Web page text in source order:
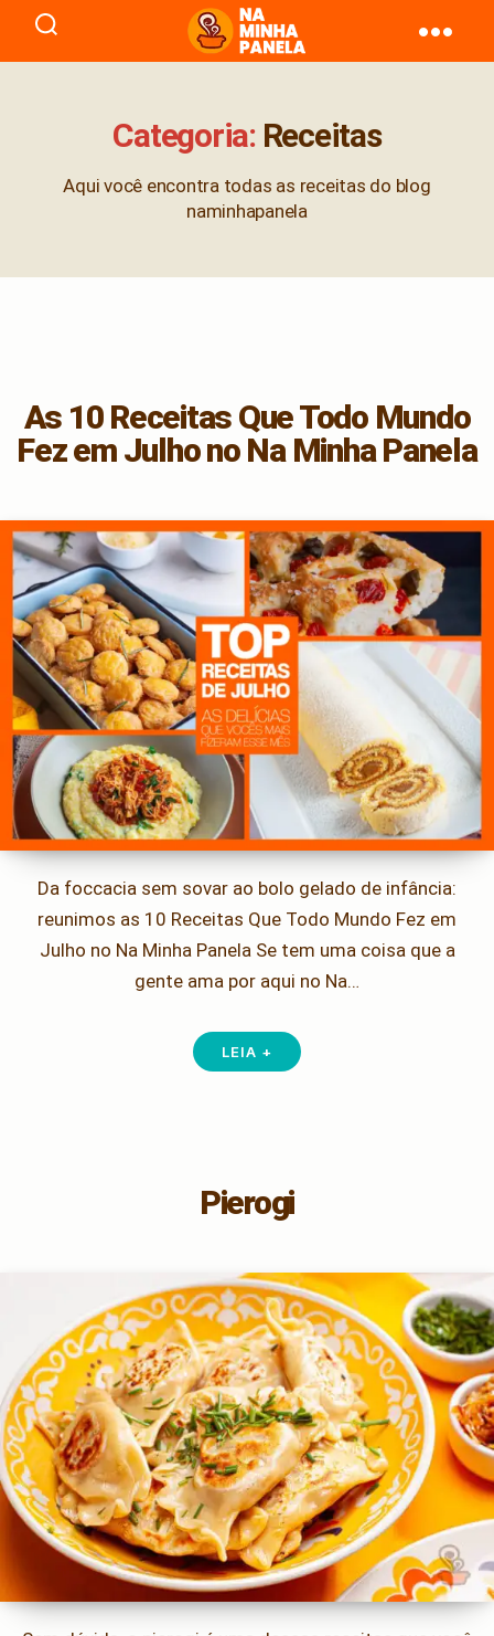
naminhapanela.com
Categoria: Receitas
Aqui você encontra todas as receitas do blog
naminhapanela
As 10 Receitas Que Todo Mundo
Fez em Julho no Na Minha Panela
Da foccacia sem sovar ao bolo gelado de infância:
reunimos as 10 Receitas Que Todo Mundo Fez em
Julho no Na Minha Panela Se tem uma coisa que a
gente ama por aqui no Na…
LEIA +
Pierogi